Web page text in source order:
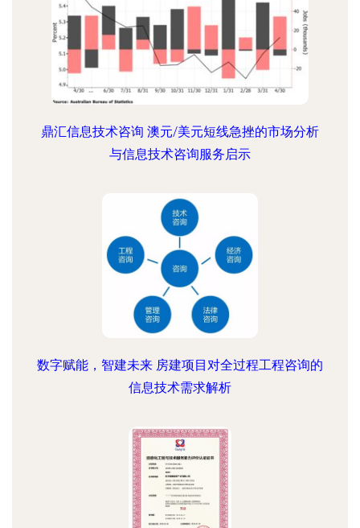
鼎汇信息技术咨询 澳元/美元短线急挫的市场分析
与信息技术咨询服务启示
数字赋能，智建未来 房建项目对全过程工程咨询的
信息技术需求解析